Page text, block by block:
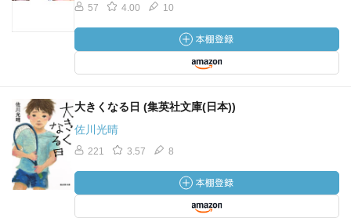
57 4.00 10
大きくなる日 (集英社文庫(日本))
佐川光晴
221 3.57 8